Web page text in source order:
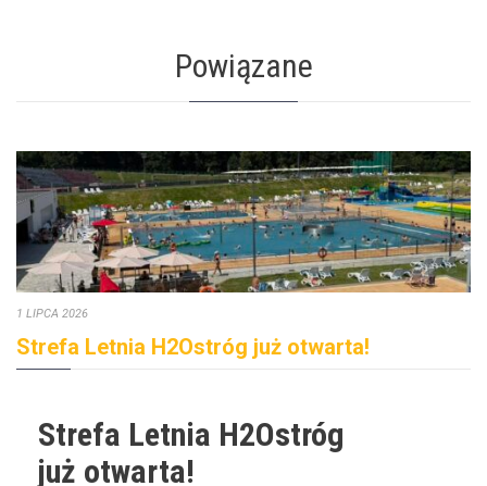
Powiązane
1 LIPCA 2026
Strefa Letnia H2Ostróg już otwarta!
Strefa Letnia H2Ostróg
już otwarta!